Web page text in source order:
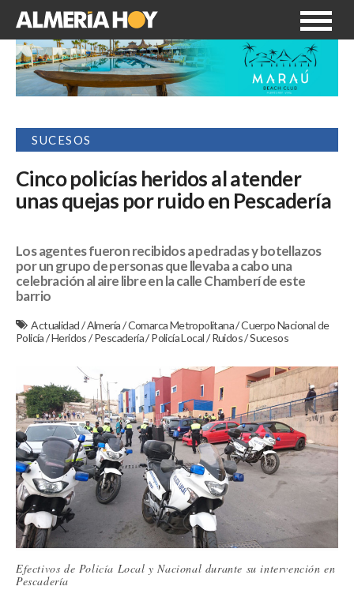
SUCESOS
Cinco policías heridos al atender
unas quejas por ruido en Pescadería
Los agentes fueron recibidos a pedradas y botellazos
por un grupo de personas que llevaba a cabo una
celebración al aire libre en la calle Chamberí de este
barrio
Actualidad/Almería/Comarca Metropolitana/Cuerpo Nacional de
Policía/Heridos/Pescadería/Policía Local/Ruidos/Sucesos
Efectivos de Policía Local y Nacional durante su intervención en
Pescadería